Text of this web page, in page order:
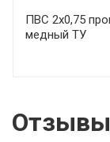
ПВС 2х0,75
медный ТУ
Отзывы